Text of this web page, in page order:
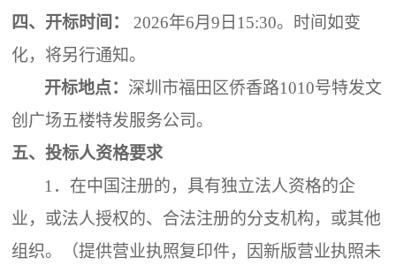
四、 开标时间： 2026年6月9 日 15:30。
时间如变
化，将另行通知。
开标地点： 深圳市福田区侨香路1010号特发文
创广场五楼特发服务公司。
五、投标人资格要求
1． 在中国注册的，具有独立法人资格的企
业，或法人授权的、合法注册的分支机构，或其他
组织。（提供营业执照复印件，因新版营业执照未